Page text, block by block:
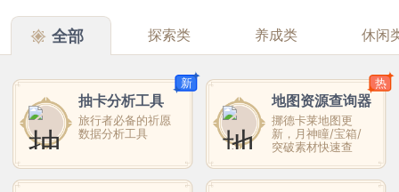
全部 探索类 养成类 休闲
抽卡分析工具
旅行者必备的祈愿
数据分析工具
新
地图资源查询器
挪德卡莱地图更
新，月神瞳/宝箱/
突破素材快速查
热